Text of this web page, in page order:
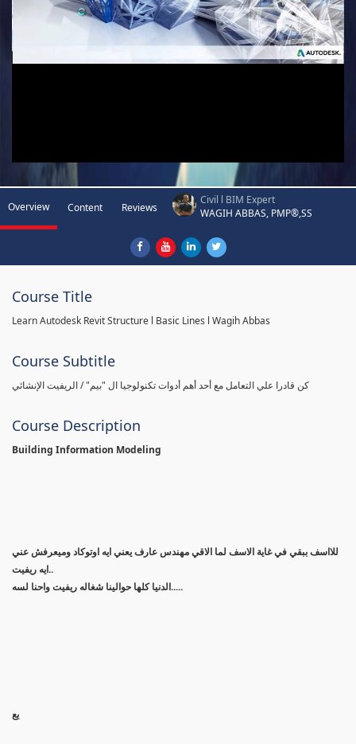
Overview Content Reviews
Civil l BIM Expert
WAGIH ABBAS, PMP®,SS
Course Title
Learn Autodesk Revit Structure l Basic Lines l Wagih Abbas
Course Subtitle
كن قادرا علي التعامل مع أحد أهم أدوات تكنولوجيا ال "بيم" / الريفيت الإنشائي
Course Description
Building Information Modeling
للااسف ببقي في غاية الاسف لما الاقي مهندس عارف يعني ايه اوتوكاد وميعرفش عني
ايه ريفيت..
الدنيا كلها حوالينا شغاله ريفيت واحنا لسه.....
يع